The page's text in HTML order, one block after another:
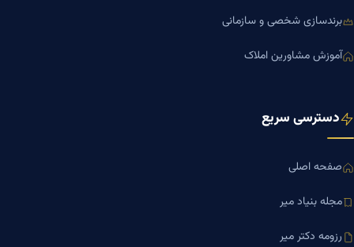
برندسازی شخصی و سازمانی
آموزش مشاورین املاک
دسترسی سریع
صفحه اصلی
مجله بنیاد میر
رزومه دکتر میر